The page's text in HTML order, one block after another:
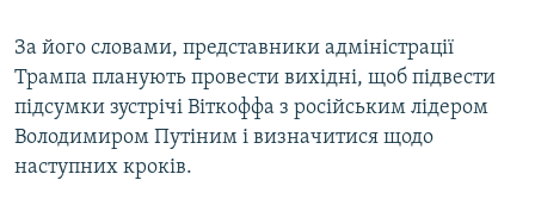
За його словами, представники адміністрації
Трампа планують провести вихідні, щоб підвести
підсумки зустрічі Віткоффа з російським лідером
Володимиром Путіним і визначитися щодо
наступних кроків.